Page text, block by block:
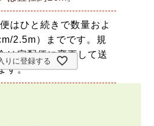
はひと続きで数量およ
2.5m）までです。規
は宅配便に変更して送
す。
りに登録する